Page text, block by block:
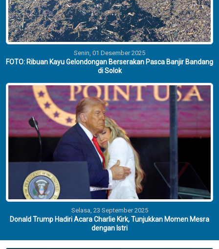
Senin, 01 Desember 2025
FOTO: Ribuan Kayu Gelondongan Berserakan Pasca Banjir Bandang
di Solok
Selasa, 23 September 2025
Donald Trump Hadiri Acara Charlie Kirk, Tunjukkan Momen Mesra
dengan Istri